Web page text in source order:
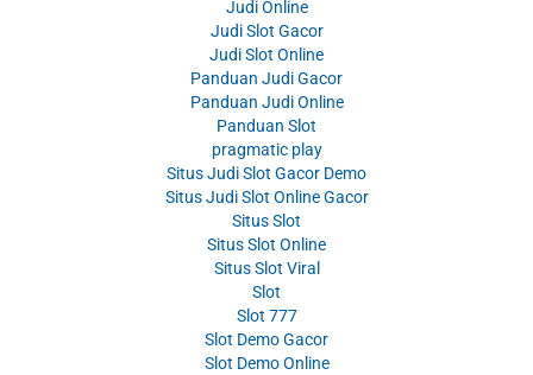
Judi Online
Judi Slot Gacor
Judi Slot Online
Panduan Judi Gacor
Panduan Judi Online
Panduan Slot
pragmatic play
Situs Judi Slot Gacor Demo
Situs Judi Slot Online Gacor
Situs Slot
Situs Slot Online
Situs Slot Viral
Slot
Slot 777
Slot Demo Gacor
Slot Demo Online